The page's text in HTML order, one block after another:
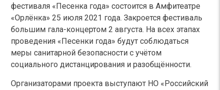
фестиваля «Песенка года» состоится в Амфитеатре
«Орлёнка» 25 июля 2021 года. Закроется фестиваль
большим гала-концертом 2 августа. На всех этапах
проведения «Песенки года» будут соблюдаться
меры санитарной безопасности с учётом
социального дистанцирования и разобщённости.
Организаторами проекта выступают НО «Российский